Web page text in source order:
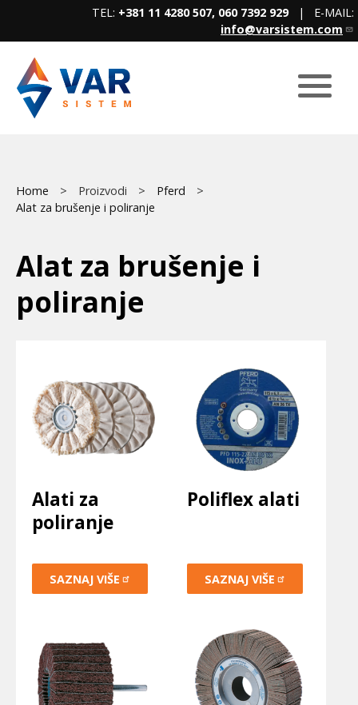
content
TEL: +381 11 4280 507, 060 7392 929| E-MAIL:
info@varsistem.com
Main
Breadcrumb
Home Proizvodi
Pferd
Alat za brušenje i poliranje
Alat za brušenje i
poliranje
Alati za
poliranje
SAZNAJ VIŠE
Poliflex alati
SAZNAJ VIŠE